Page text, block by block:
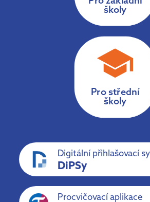
Pro základní
školy
Pro střední
DiPSy